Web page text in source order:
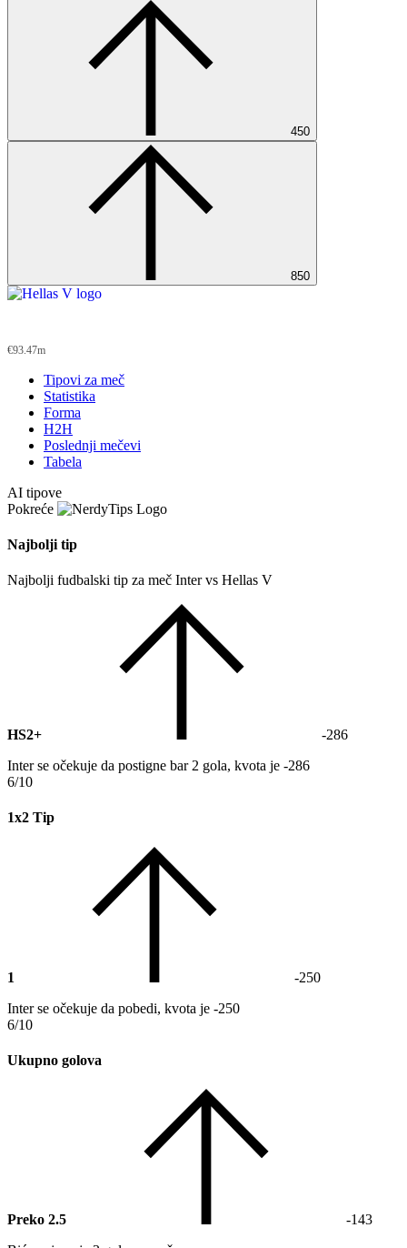
450
850
€93.47m
Tipovi za meč
Statistika
Forma
H2H
Poslednji mečevi
Tabela
AI tipove
Pokreće
Najbolji tip
Najbolji fudbalski tip za meč Inter vs Hellas V
HS2+
-286
Inter se očekuje da postigne bar 2 gola, kvota je -286
6/10
1x2 Tip
1
-250
Inter se očekuje da pobedi, kvota je -250
6/10
Ukupno golova
Preko 2.5
-143